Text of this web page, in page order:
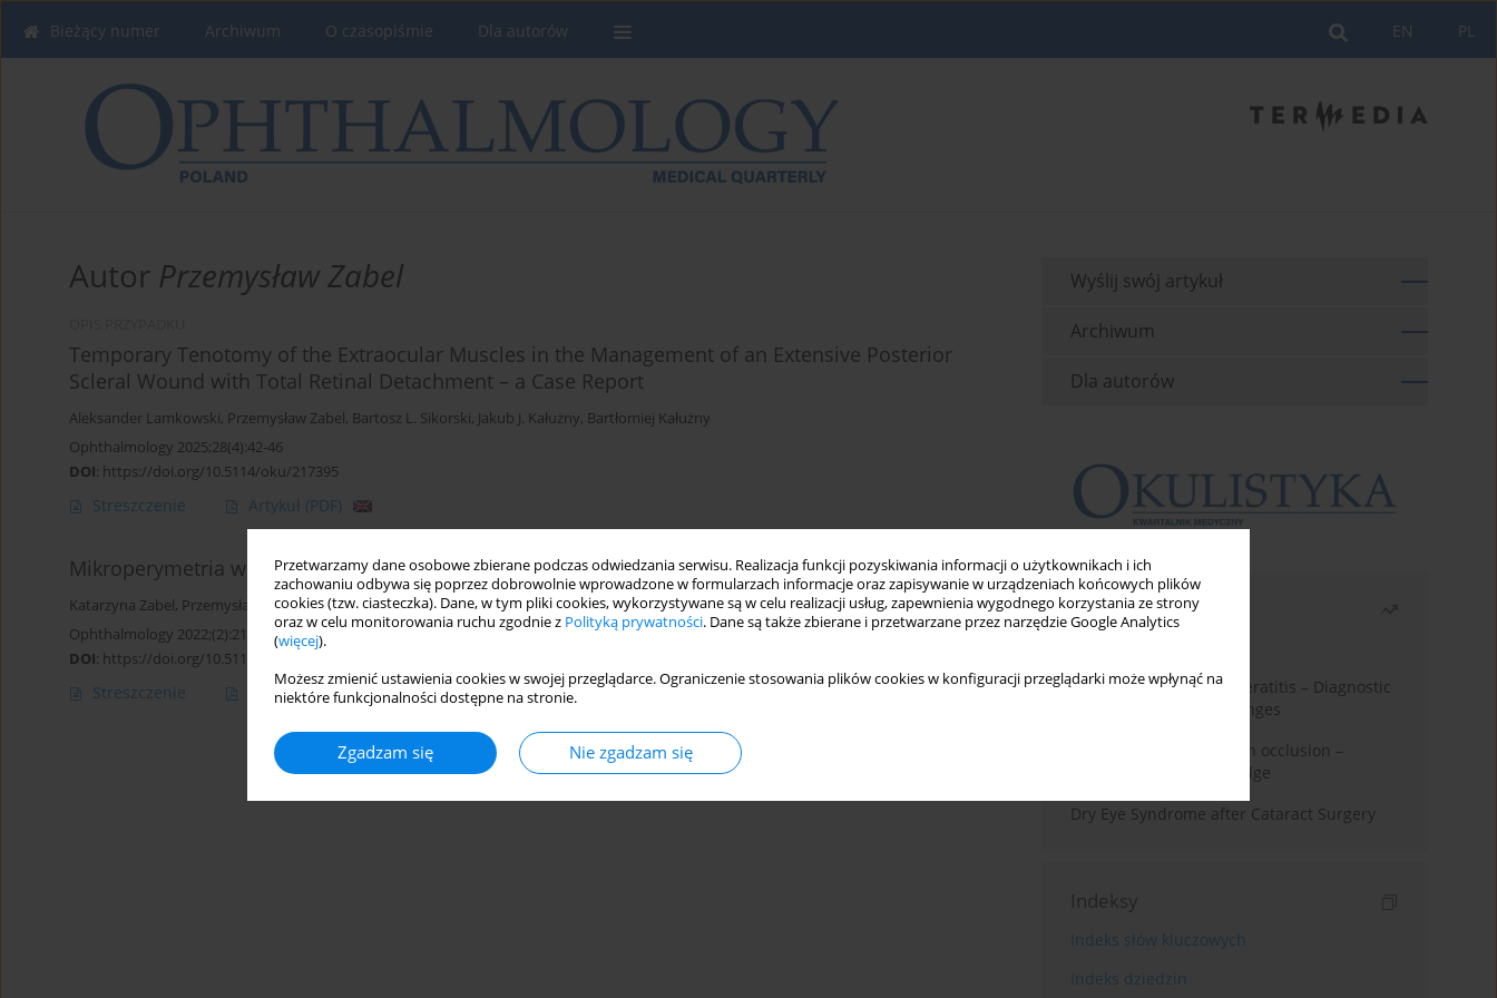
Przetwarzamy dane osobowe zbierane podczas odwiedzania serwisu. Realizacja funkcji pozyskiwania informacji o użytkownikach i ich
zachowaniu odbywa się poprzez dobrowolnie wprowadzone w formularzach informacje oraz zapisywanie w urządzeniach końcowych plików
cookies (tzw. ciasteczka). Dane, w tym pliki cookies, wykorzystywane są w celu realizacji usług, zapewnienia wygodnego korzystania ze strony
oraz w celu monitorowania ruchu zgodnie z Polityką prywatności. Dane są także zbierane i przetwarzane przez narzędzie Google Analytics
(więcej).
Możesz zmienić ustawienia cookies w swojej przeglądarce. Ograniczenie stosowania plików cookies w konfiguracji przeglądarki może wpłynąć na
niektóre funkcjonalności dostępne na stronie.
Zgadzam się Nie zgadzam się
PL
EN
Bieżący numer Archiwum O czasopiśmie Dla autorów
Autor Przemysław Zabel
Temporary Tenotomy of the Extraocular Muscles in the Management of an Extensive Posterior
Scleral Wound with Total Retinal Detachment – a Case Report
Aleksander Lamkowski, Przemysław Zabel, Bartosz L. Sikorski, Jakub J. Kałużny, Bartłomiej Kałużny
Ophthalmology 2025;28(4):42-46
DOI: https://doi.org/10.5114/oku/217395
Streszczenie Artykuł (PDF)
Mikroperymetria w diagnostyce jaskry
Katarzyna Zabel, Przemysław Zabel,Jakub J. Kałużny
Ophthalmology 2022;(2):21-25
DOI: https://doi.org/10.5114/oku/178064
Streszczenie Artykuł(PDF)
Wyślij swój artykuł
Archiwum
Dla autorów
Najczęściej czytane
Herpes Simplex Virus Keratitis – Diagnostic
and Therapeutic Challenges
Treatment of retinal vein occlusion –
current state of knowledge
Dry Eye Syndrome after Cataract Surgery
Indeksy
Indeks słów kluczowych
Indeks dziedzin